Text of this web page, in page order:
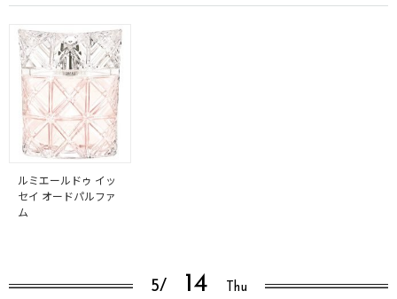
ルミエールドゥ イッ
セイ オードパルファ
ム
5/ 14 Thu